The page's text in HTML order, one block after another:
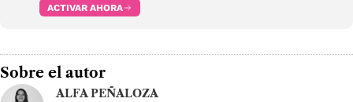
ACTIVAR AHORA
Sobre el autor
ALFA PEÑALOZA